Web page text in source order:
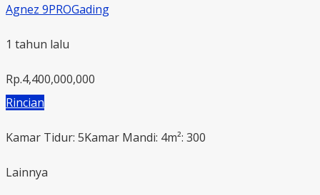
Agnez 9PROGading
1 tahun lalu
Rp.4,400,000,000
Rincian
Kamar Tidur: 5Kamar Mandi: 4m²: 300
Lainnya